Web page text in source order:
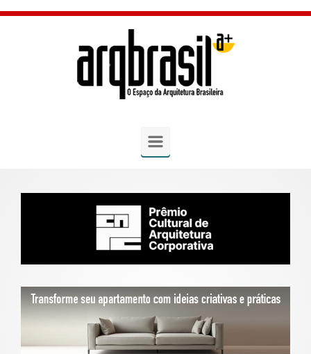
Skip to main content